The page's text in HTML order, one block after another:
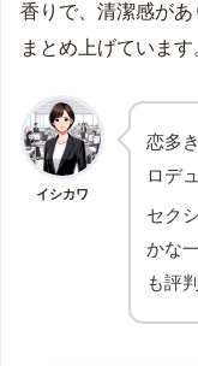
香りで、清潔感が
まとめ上げています
イシカワ
恋多
ロデ
セク
かな
も評